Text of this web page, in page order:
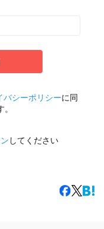
バシーポリシーに同
してください